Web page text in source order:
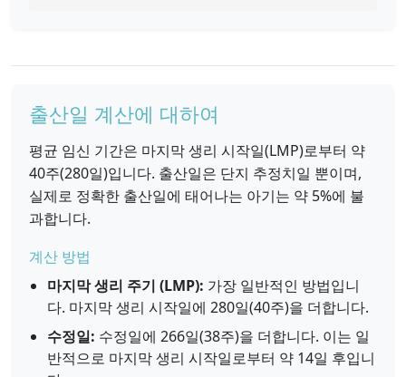
출산일 계산에 대하여
평균 임신 기간은 마지막 생리 시작일(LMP)로부터 약
40주(280일)입니다. 출산일은 단지 추정치일 뿐이며,
실제로 정확한 출산일에 태어나는 아기는 약 5%에 불
과합니다.
계산 방법
마지막 생리 주기 (LMP): 가장 일반적인 방법입니
다. 마지막 생리 시작일에 280일(40주)을 더합니다.
수정일: 수정일에 266일(38주)을 더합니다. 이는 일
반적으로 마지막 생리 시작일로부터 약 14일 후입니